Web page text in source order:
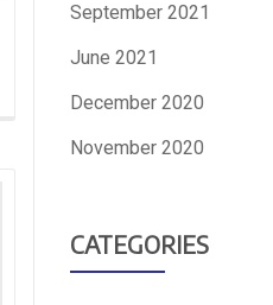
September 2021
June 2021
December 2020
November 2020
CATEGORIES